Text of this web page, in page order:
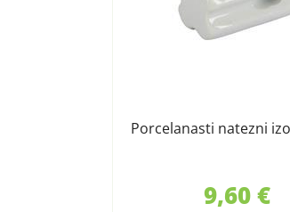
Porcelanasti natezni
9,60 €